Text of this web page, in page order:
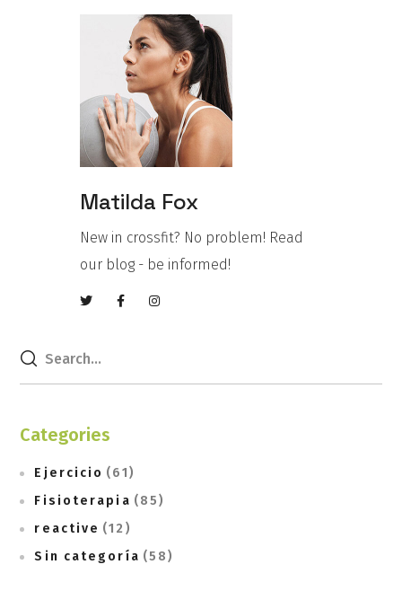
Matilda Fox
New in crossfit? No problem! Read
our blog - be informed!
Categories
Ejercicio (61)
Fisioterapia (85)
reactive (12)
Sin categoría (58)